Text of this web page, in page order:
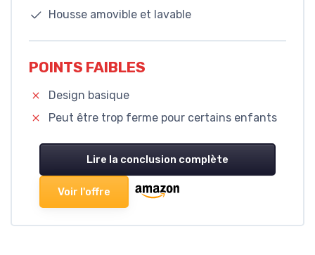
Housse amovible et lavable
POINTS FAIBLES
Design basique
Peut être trop ferme pour certains enfants
Lire la conclusion complète
Voir l'offre